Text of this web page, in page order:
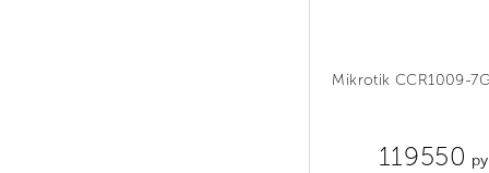
Mikrotik CCR1009-
119550